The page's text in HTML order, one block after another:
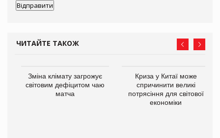
ЧИТАЙТЕ ТАКОЖ
Зміна клімату загрожує
світовим дефіцитом чаю
матча
Криза у Китаї може
спричинити великі
потрясіння для світової
економіки